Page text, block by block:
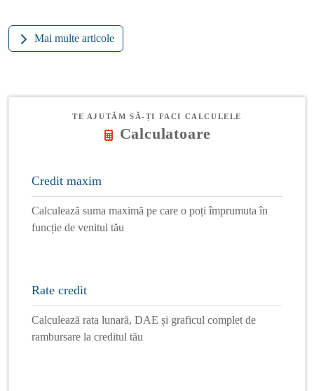
Mai multe articole
TE AJUTĂM SĂ-ȚI FACI CALCULELE
Calculatoare
Credit maxim
Calculează suma maximă pe care o poți împrumuta în
funcție de venitul tău
Rate credit
Calculează rata lunară, DAE și graficul complet de
rambursare la creditul tău